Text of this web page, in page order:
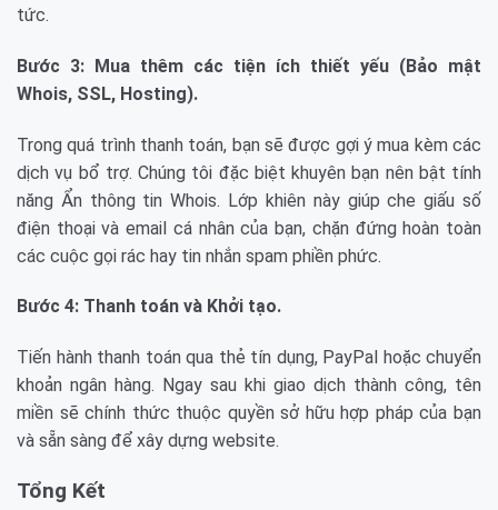
tức.
Bước 3: Mua thêm các tiện ích thiết yếu (Bảo mật
Whois, SSL, Hosting).
Trong quá trình thanh toán, bạn sẽ được gợi ý mua kèm các
dịch vụ bổ trợ. Chúng tôi đặc biệt khuyên bạn nên bật tính
năng Ẩn thông tin Whois. Lớp khiên này giúp che giấu số
điện thoại và email cá nhân của bạn, chặn đứng hoàn toàn
các cuộc gọi rác hay tin nhắn spam phiền phức.
Bước 4: Thanh toán và Khởi tạo.
Tiến hành thanh toán qua thẻ tín dụng, PayPal hoặc chuyển
khoản ngân hàng. Ngay sau khi giao dịch thành công, tên
miền sẽ chính thức thuộc quyền sở hữu hợp pháp của bạn
và sẵn sàng để xây dựng website.
Tổng Kết